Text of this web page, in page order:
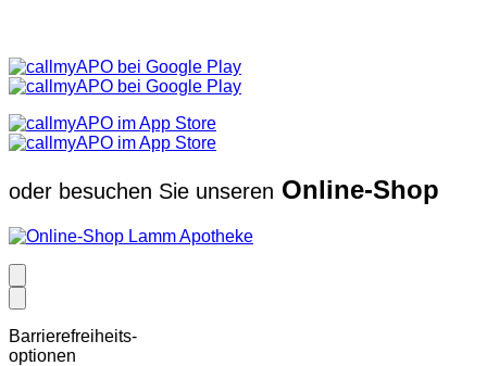
oder besuchen Sie unseren Online-Shop
Barrierefreiheits-
optionen